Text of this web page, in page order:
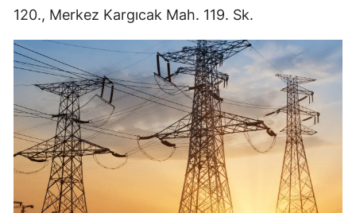
120., Merkez Kargıcak Mah. 119. Sk.